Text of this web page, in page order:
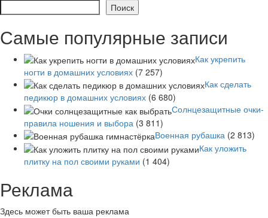
Поиск
Самые популярные записи
Как укрепить
ногти в домашних условиях (7 257)
Как сделать
педикюр в домашних условиях (6 680)
Солнцезащитные очки-
правила ношения и выбора (3 811)
Военная рубашка (2 813)
Как уложить
плитку на пол своими руками (1 404)
Реклама
Здесь может быть ваша реклама